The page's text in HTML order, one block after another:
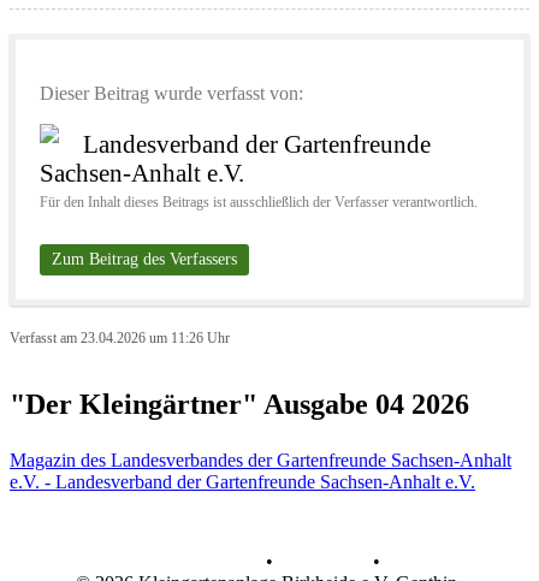
Dieser Beitrag wurde verfasst von:
Landesverband der Gartenfreunde
Sachsen-Anhalt e.V.
Für den Inhalt dieses Beitrags ist ausschließlich der Verfasser verantwortlich.
Zum Beitrag des Verfassers
Verfasst am 23.04.2026 um 11:26 Uhr
"Der Kleingärtner" Ausgabe 04 2026
Magazin des Landesverbandes der Gartenfreunde Sachsen-Anhalt
e.V. - Landesverband der Gartenfreunde Sachsen-Anhalt e.V.
•
•